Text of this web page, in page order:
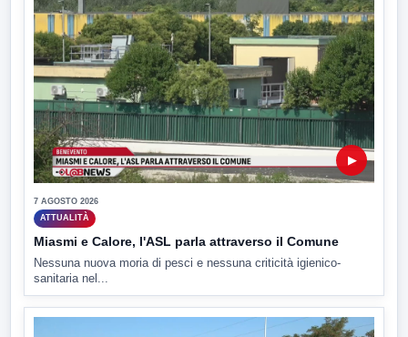
▶
7 AGOSTO 2026
ATTUALITÀ
Miasmi e Calore, l'ASL parla attraverso il Comune
Nessuna nuova moria di pesci e nessuna criticità igienico-
sanitaria nel...